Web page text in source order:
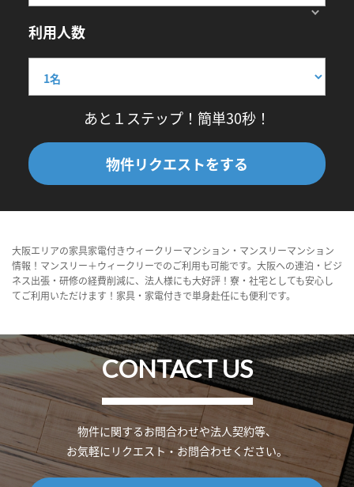
利用人数
あと１ステップ！簡単30秒！
物件リクエストをする
大阪エリアの家具家電付きウィークリーマンション・マンスリーマンション
情報！マンスリー＋ウィークリーでのご利用も可能です。大阪への連泊・ビジ
ネス出張・研修の経費削減に、法人様にも大好評！寮・社宅としても安心し
てご利用いただけます！家具・家電付きで単身赴任にも便利です。
CONTACT US
物件に関するお問合わせや法人契約等、
お気軽にリクエスト・お問合わせください。